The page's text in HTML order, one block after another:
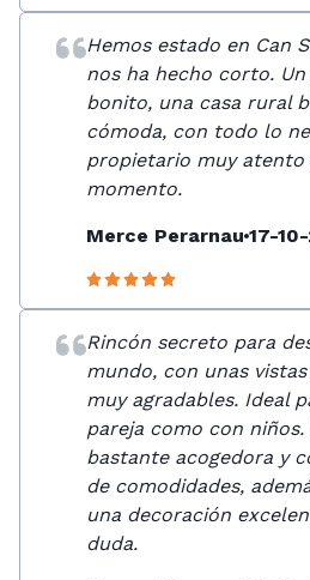
Hemos estado en Can
nos ha hecho corto.
bonito, una casa rural
cómoda, con todo lo
propietario muy atento
momento.
Merce Perarnau 17-
Rincón secreto para
mundo, con unas
muy agradables. Ideal
pareja como con niños.
bastante acogedora y
de comodidades,
una decoración
duda.